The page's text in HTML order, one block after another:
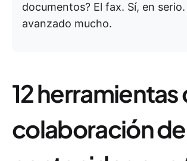
documentos? El fax. Sí, en
avanzado mucho.
12 herramientas
colaboración de